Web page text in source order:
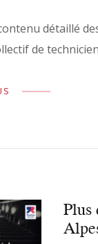
détaillé
de
Plus